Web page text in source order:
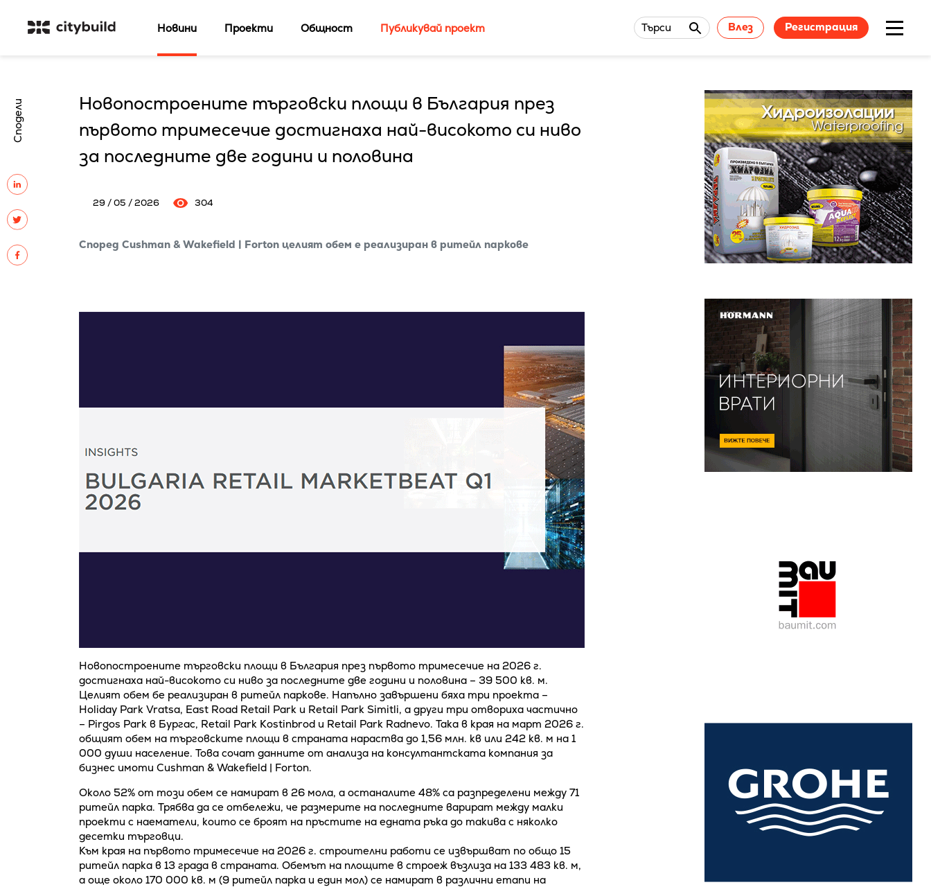
Новини Проекти Общност Публикувай проект Търси Влез Регистрация
Сподели
Новопостроените търговски площи в България през
първото тримесечие достигнаха най-високото си ниво
за последните две години и половина
29 / 05 / 2026 304
Според Cushman & Wakefield | Forton целият обем е реализиран в ритейл паркове
Новопостроените търговски площи в България през първото тримесечие на 2026 г.
достигнаха най-високото си ниво за последните две години и половина – 39 500 кв. м.
Целият обем бе реализиран в ритейл паркове. Напълно завършени бяха три проекта –
Holiday Park Vratsa, East Road Retail Park и Retail Park Simitli, а други три отвориха частично
– Pirgos Park в Бургас, Retail Park Kostinbrod и Retail Park Radnevo. Така в края на март 2026 г.
общият обем на търговските площи в страната нараства до 1,56 млн. кв или 242 кв. м на 1
000 души население. Това сочат данните от анализа на консултантската компания за
бизнес имоти Cushman & Wakefield | Forton.
Около 52% от този обем се намират в 26 мола, а останалите 48% са разпределени между 71
ритейл парка. Трябва да се отбележи, че размерите на последните варират между малки
проекти с наематели, които се броят на пръстите на едната ръка до такива с няколко
десетки търговци.
Към края на първото тримесечие на 2026 г. строителни работи се извършват по общо 15
ритейл парка в 13 града в страната. Обемът на площите в строеж възлиза на 133 483 кв. м,
а още около 170 000 кв. м (9 ритейл парка и един мол) се намират в различни етапи на